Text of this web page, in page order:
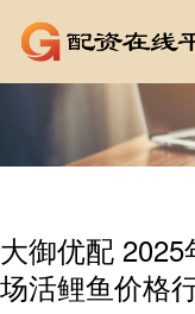
大御优配
场活鲤鱼价格